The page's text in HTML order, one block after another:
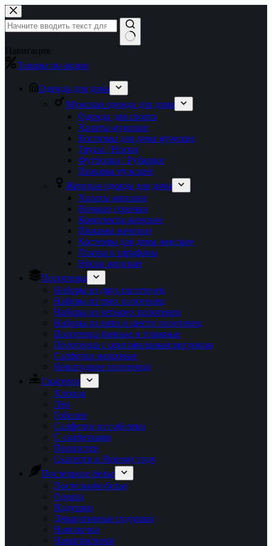
Перейти
к
сути
Ничего
не
найдено
Навигация
Товары по акции
Одежда для дома
Мужская одежда для дома
Одежда для спорта
Халаты мужские
Костюмы для дома мужские
Трусы / Носки
Футболки / Рубашки
Пижамы мужские
Женская одежда для дома
Халаты женские
Ночные сорочки
Комплекты женские
Пижамы женские
Костюмы для дома женские
Платья и сарафаны
Носки женские
Полотенца
Наборы из двух полотенец
Наборы из трех полотенец
Наборы из четырех полотенец
Наборы из пяти и шести полотенец
Полотенца банные и пляжные
Полотенца с оригинальным рисунком
Салфетки махровые
Новогодние полотенца
Скатерти
Хлопок
Лён
Гобелен
Салфетки из гобелена
С салфетками
Полиэстер
Скатерти к Новому году
Постельное белье
Постельное белье
Одеяла
Подушки
Декоративные подушки
Наволочки
Наматрасники